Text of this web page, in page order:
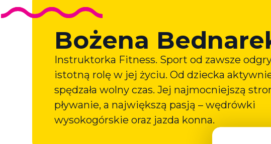
Bożena
Instruktorka Fitness. Sport od zawsze
istotną rolę w jej życiu. Od dziecka
spędzała wolny czas. Jej najmocniejszą
pływanie, a największą pasją – wędrówki
wysokogórskie oraz jazda konna.